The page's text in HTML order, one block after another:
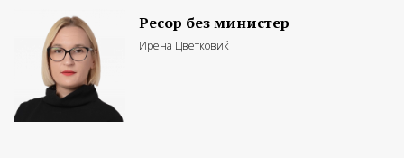
Ресор без министер
Ирена Цветковиќ